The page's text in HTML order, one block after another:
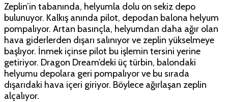
Zeplin’in tabanında, helyumla dolu on sekiz depo
bulunuyor. Kalkış anında pilot, depodan balona helyum
pompalıyor. Artan basınçla, helyumdan daha ağır olan
hava giderlerden dışarı salınıyor ve zeplin yükselmeye
başlıyor. İnmek içinse pilot bu işlemin tersini yerine
getiriyor. Dragon Dream’deki üç türbin, balondaki
helyumu depolara geri pompalıyor ve bu sırada
dışarıdaki hava içeri giriyor. Böylece ağırlaşan zeplin
alçalıyor.